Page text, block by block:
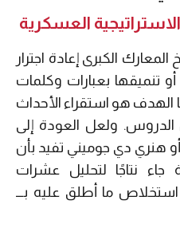
العسكرية
الكبرى إعادة اجترار
تنميقها بعبارات وكلمات
الهدف هو استقراء الأحداث
ولعل العودة إلى
هنري دي جوميني تفيد بأن
جاء نتاجًا لتحليل عشرات
ما أطلق عليه بـــ